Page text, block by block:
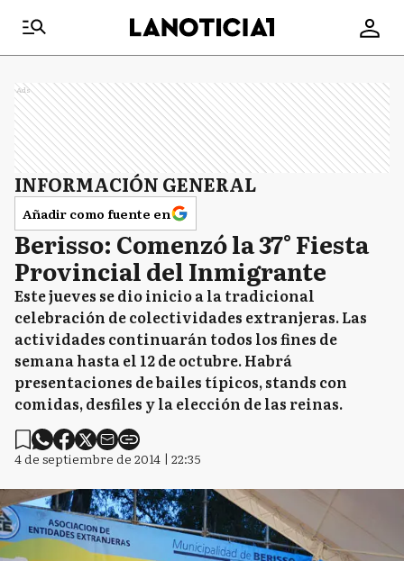
Ads
INFORMACIÓN GENERAL
Añadir como fuente en
Berisso: Comenzó la 37° Fiesta
Provincial del Inmigrante
Este jueves se dio inicio a la tradicional
celebración de colectividades extranjeras. Las
actividades continuarán todos los fines de
semana hasta el 12 de octubre. Habrá
presentaciones de bailes típicos, stands con
comidas, desfiles y la elección de las reinas.
4 de septiembre de 2014 | 22:35